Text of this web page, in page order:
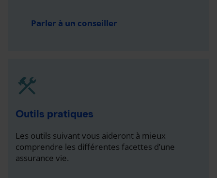
Parler à un conseiller
Outils pratiques
Les outils suivant vous aideront à mieux
comprendre les différentes facettes d’une
assurance vie.